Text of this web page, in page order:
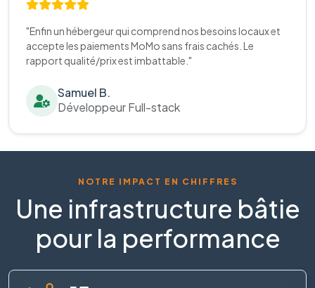
"Enfin un hébergeur qui comprend nos besoins locaux et
accepte les paiements MoMo sans frais cachés. Le
rapport qualité/prix est imbattable."
Samuel B.
Développeur Full-stack
NOTRE IMPACT EN CHIFFRES
Une infrastructure bâtie
pour la performance